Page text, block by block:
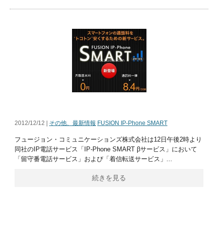
2012/12/12 | その他、最新情報 FUSION IP-Phone SMART
フュージョン・コミュニケーションズ株式会社は12日午後2時より
同社のIP電話サービス「IP-Phone SMART βサービス」において
「留守番電話サービス」および「着信転送サービス」...
続きを見る